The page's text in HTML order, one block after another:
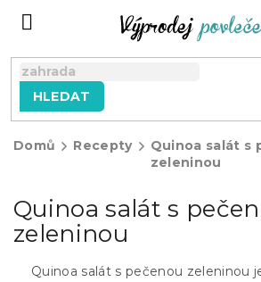
HLEDAT
Domů Recepty
Quinoa salát s
zeleninou
Quinoa salát s
zeleninou
Quinoa salát s pečenou zeleninou